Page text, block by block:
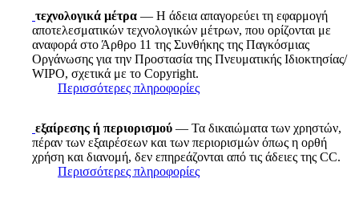
τεχνολογικά μέτρα — Η άδεια απαγορεύει τη εφαρμογή
αποτελεσματικών τεχνολογικών μέτρων, που ορίζονται με
αναφορά στο Άρθρο 11 της Συνθήκης της Παγκόσμιας
Οργάνωσης για την Προστασία της Πνευματικής Ιδιοκτησίας/
WIPO, σχετικά με το Copyright.
Περισσότερες πληροφορίες
εξαίρεσης ή περιορισμού — Τα δικαιώματα των χρηστών,
πέραν των εξαιρέσεων και των περιορισμών όπως η ορθή
χρήση και διανομή, δεν επηρεάζονται από τις άδειες της CC.
Περισσότερες πληροφορίες